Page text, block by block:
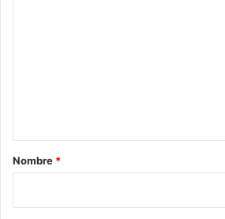
rNombre *